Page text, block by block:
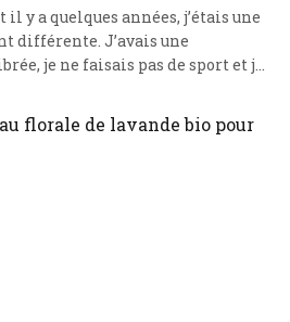
y a quelques années, j’étais une
différente. J’avais une
je ne faisais pas de sport et je
le mieux. J’ai commencé à
façons d’adopter un